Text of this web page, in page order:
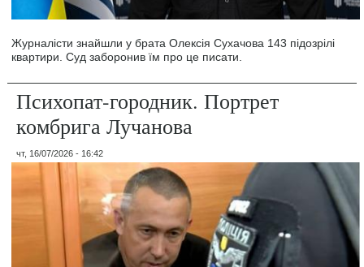
Журналісти знайшли у брата Олексія Сухачова 143 підозрілі
квартири. Суд заборонив їм про це писати.
Психопат-городник. Портрет
комбрига Лучанова
чт, 16/07/2026 - 16:42